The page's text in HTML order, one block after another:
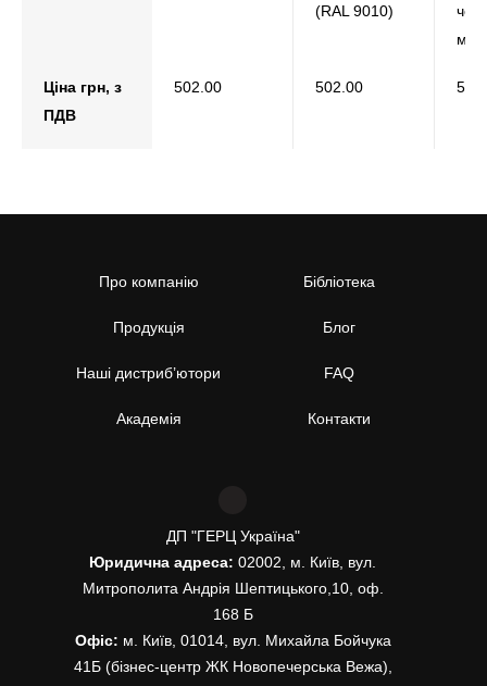
(RAL 9010)
Ціна грн, з
ПДВ
502.00 502.00
Про компанію
Продукція
Наші дистриб’ютори
Академія
Бібліотека
Блог
FAQ
Контакти
ДП "ГЕРЦ Україна"
Юридична адреса: 02002, м. Київ, вул.
Митрополита Андрія Шептицького,10, оф.
168 Б
Офіс: м. Київ, 01014, вул. Михайла Бойчука
41Б (бізнес-центр ЖК Новопечерська Вежа),